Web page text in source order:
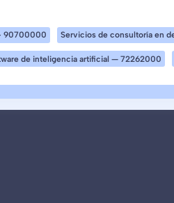
90700000 Servicios de consultoría en
de inteligencia artificial — 72262000